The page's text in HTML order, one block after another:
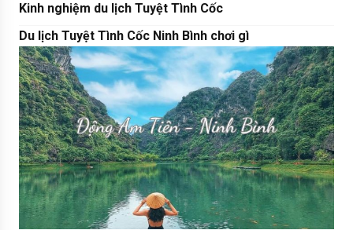
Kinh nghiệm du lịch Tuyệt Tình Cốc
Du lịch Tuyệt Tình Cốc Ninh Bình chơi gì